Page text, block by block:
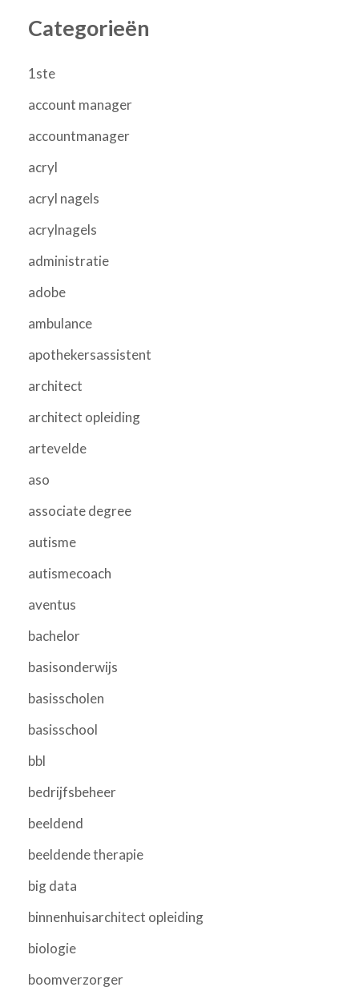
Categorieën
1ste
account manager
accountmanager
acryl
acryl nagels
acrylnagels
administratie
adobe
ambulance
apothekersassistent
architect
architect opleiding
artevelde
aso
associate degree
autisme
autismecoach
aventus
bachelor
basisonderwijs
basisscholen
basisschool
bbl
bedrijfsbeheer
beeldend
beeldende therapie
big data
binnenhuisarchitect opleiding
biologie
boomverzorger